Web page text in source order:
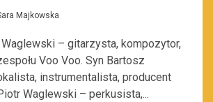
Majkowska
– gitarzysta, kompozytor,
Voo Voo. Syn Bartosz
instrumentalista, producent
Waglewski – perkusista,...